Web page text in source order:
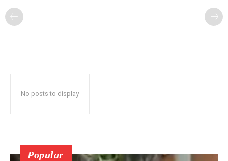
No posts to display
Popular